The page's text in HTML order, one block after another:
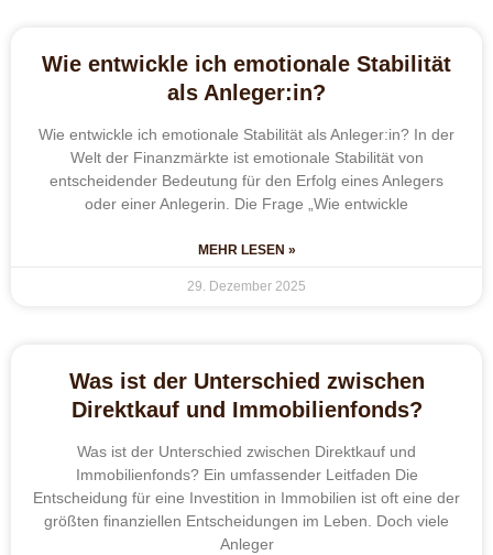
Wie entwickle ich emotionale Stabilität
als Anleger:in?
Wie entwickle ich emotionale Stabilität als Anleger:in? In der
Welt der Finanzmärkte ist emotionale Stabilität von
entscheidender Bedeutung für den Erfolg eines Anlegers
oder einer Anlegerin. Die Frage „Wie entwickle
MEHR LESEN »
29. Dezember 2025
Was ist der Unterschied zwischen
Direktkauf und Immobilienfonds?
Was ist der Unterschied zwischen Direktkauf und
Immobilienfonds? Ein umfassender Leitfaden Die
Entscheidung für eine Investition in Immobilien ist oft eine der
größten finanziellen Entscheidungen im Leben. Doch viele
Anleger